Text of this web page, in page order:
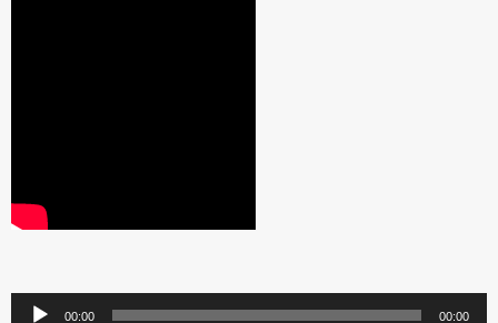
Аудіопрогравач
00:00 00:00